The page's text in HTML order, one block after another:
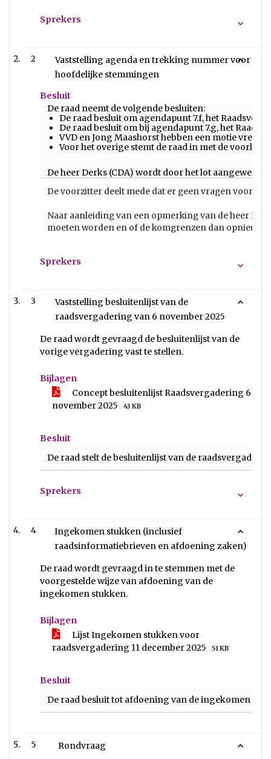
Sprekers
2
Vaststelling agenda en trekking nummer voor
hoofdelijke stemmingen
Besluit
De raad neemt de volgende besluiten:
De raad besluit om agendapunt 7.f, het
De raad besluit om bij agendapunt 7.g, het
VVD en Jong Maashorst hebben een motie
Voor het overige stemt de raad in met de
De heer Derks (CDA) wordt door het lot
De voorzitter deelt mede dat er geen vragen voor
Naar aanleiding van een opmerking van de heer De
moeten worden en of de komgrenzen dan opnieuw
Sprekers
3
Vaststelling besluitenlijst van de
raadsvergadering van 6 november 2025
De raad wordt gevraagd de besluitenlijst van de
vorige vergadering vast te stellen.
Bijlagen
Concept besluitenlijst Raadsvergadering 6
november 2025
43 KB
Besluit
De raad stelt de besluitenlijst van de
Sprekers
4
Ingekomen stukken (inclusief
raadsinformatiebrieven en afdoening zaken)
De raad wordt gevraagd in te stemmen met de
voorgestelde wijze van afdoening van de
ingekomen stukken.
Bijlagen
Lijst Ingekomen stukken voor
raadsvergadering 11 december 2025
51 KB
Besluit
De raad besluit tot afdoening van de ingekomen
5 Rondvraag